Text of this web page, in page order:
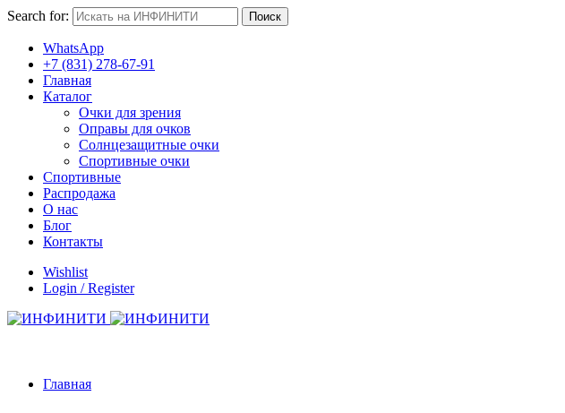
Search for: Поиск
WhatsApp
+7 (831) 278-67-91
Главная
Каталог
Очки для зрения
Оправы для очков
Солнцезащитные очки
Спортивные очки
Спортивные
Распродажа
О нас
Блог
Контакты
Wishlist
Login / Register
Главная